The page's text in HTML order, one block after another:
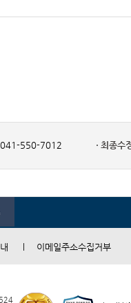
041-550-7012 최종수
이메일주소수집거부